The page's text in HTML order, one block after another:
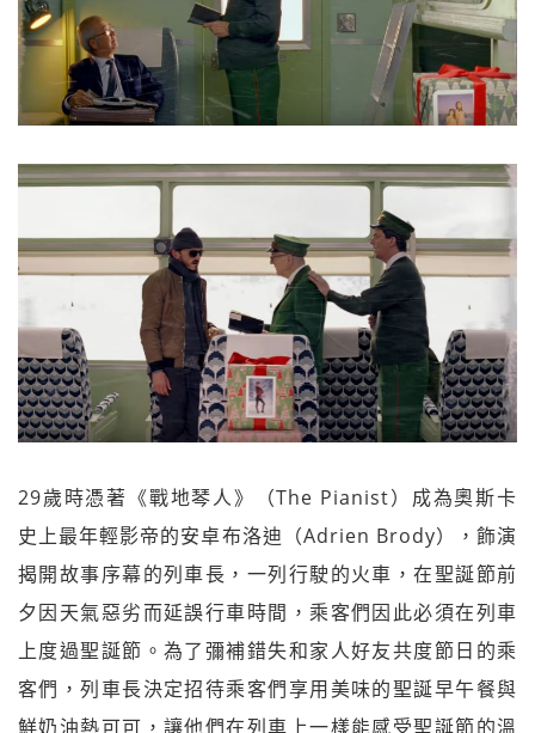
29歲時憑著《戰地琴人》（The Pianist）成為奧斯卡
史上最年輕影帝的安卓布洛迪（Adrien Brody），飾演
揭開故事序幕的列車長，一列行駛的火車，在聖誕節前
夕因天氣惡劣而延誤行車時間，乘客們因此必須在列車
上度過聖誕節。為了彌補錯失和家人好友共度節日的乘
客們，列車長決定招待乘客們享用美味的聖誕早午餐與
鮮奶油熱可可，讓他們在列車上一樣能感受聖誕節的溫